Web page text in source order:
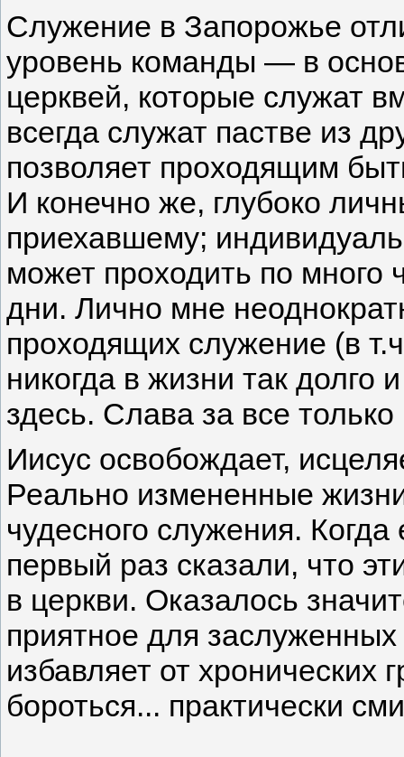
Служение в Запорожье
уровень команды — в
церквей, которые служат
всегда служат пастве из
позволяет проходящим
И конечно же, глубоко
приехавшему;
может проходить по много
дни. Лично мне
проходящих служение (в
никогда в жизни так долго
здесь. Слава за все только
Иисус освобождает,
Реально измененные
чудесного служения.
первый раз сказали, что
в церкви. Оказалось
приятное для
избавляет от хронических
бороться... практически